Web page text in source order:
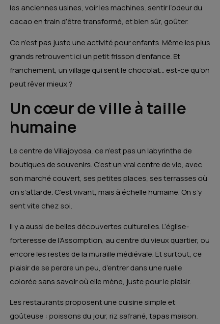
les anciennes usines, voir les machines, sentir l’odeur du
cacao en train d’être transformé, et bien sûr, goûter.
Ce n’est pas juste une activité pour enfants. Même les plus
grands retrouvent ici un petit frisson d’enfance. Et
franchement, un village qui sent le chocolat… est-ce qu’on
peut rêver mieux ?
Un cœur de ville à taille
humaine
Le centre de Villajoyosa, ce n’est pas un labyrinthe de
boutiques de souvenirs. C’est un vrai centre de vie, avec
son marché couvert, ses petites places, ses terrasses où
on s’attarde. C’est vivant, mais à échelle humaine. On s’y
sent vite chez soi.
Il y a aussi de belles découvertes culturelles. L’église-
forteresse de l’Assomption, au centre du vieux quartier, ou
encore les restes de la muraille médiévale. Et surtout, ce
plaisir de se perdre un peu, d’entrer dans une ruelle
colorée sans savoir où elle mène, juste pour le plaisir.
Les restaurants proposent une cuisine simple et
goûteuse : poissons du jour, riz safrané, tapas maison.